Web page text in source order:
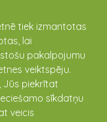
tiek izmantotas
lai
pakalpojumu
veiktspēju.
Jūs piekrītat
sīkdatņu
veicis